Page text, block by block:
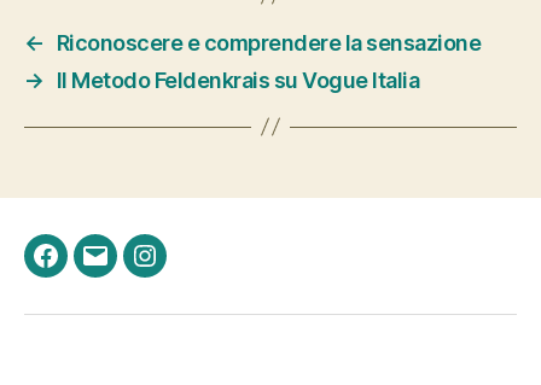
←
Riconoscere e comprendere la sensazione
→
Il Metodo Feldenkrais su Vogue Italia
Facebook
EmailInstagram